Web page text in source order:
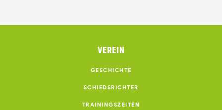
VEREIN
GESCHICHTE
SCHIEDSRICHTER
TRAININGSZEITEN